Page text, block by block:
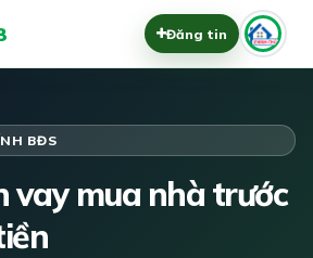
Đăng tin
BĐS
vay mua nhà trước